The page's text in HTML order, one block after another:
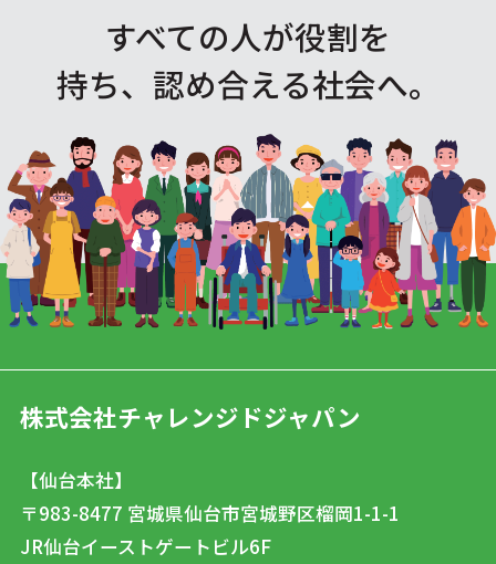
すべての人が役割を
持ち、認め合える社会へ。
株式会社チャレンジドジャパン
【仙台本社】
〒983-8477 宮城県仙台市宮城野区榴岡1-1-1
JR仙台イーストゲートビル6F